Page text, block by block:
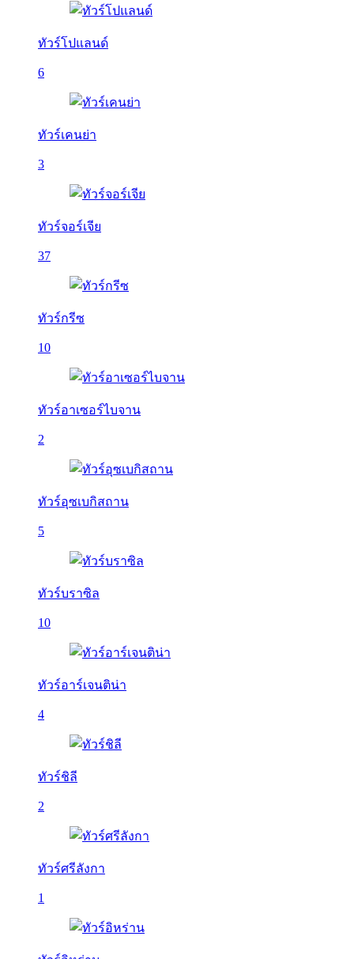
ทัวร์โปแลนด์
6
ทัวร์เคนย่า
3
ทัวร์จอร์เจีย
37
ทัวร์กรีซ
10
ทัวร์อาเซอร์ไบจาน
2
ทัวร์อุซเบกิสถาน
5
ทัวร์บราซิล
10
ทัวร์อาร์เจนติน่า
4
ทัวร์ชิลี
2
ทัวร์ศรีลังกา
1